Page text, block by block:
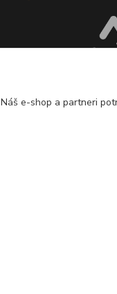
Spoločnosť
bezplatný spätný
Geromettova 78,
Náš e-shop a partneri